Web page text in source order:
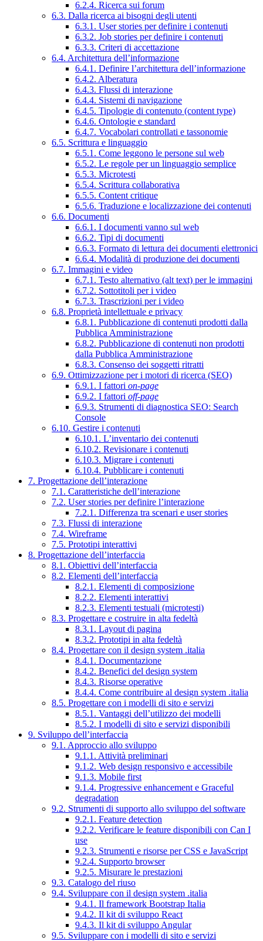
6.2.4. Ricerca sui forum
6.3. Dalla ricerca ai bisogni degli utenti
6.3.1. User stories per definire i contenuti
6.3.2. Job stories per definire i contenuti
6.3.3. Criteri di accettazione
6.4. Architettura dell’informazione
6.4.1. Definire l’architettura dell’informazione
6.4.2. Alberatura
6.4.3. Flussi di interazione
6.4.4. Sistemi di navigazione
6.4.5. Tipologie di contenuto (content type)
6.4.6. Ontologie e standard
6.4.7. Vocabolari controllati e tassonomie
6.5. Scrittura e linguaggio
6.5.1. Come leggono le persone sul web
6.5.2. Le regole per un linguaggio semplice
6.5.3. Microtesti
6.5.4. Scrittura collaborativa
6.5.5. Content critique
6.5.6. Traduzione e localizzazione dei contenuti
6.6. Documenti
6.6.1. I documenti vanno sul web
6.6.2. Tipi di documenti
6.6.3. Formato di lettura dei documenti elettronici
6.6.4. Modalità di produzione dei documenti
6.7. Immagini e video
6.7.1. Testo alternativo (alt text) per le immagini
6.7.2. Sottotitoli per i video
6.7.3. Trascrizioni per i video
6.8. Proprietà intellettuale e privacy
6.8.1. Pubblicazione di contenuti prodotti dalla
Pubblica Amministrazione
6.8.2. Pubblicazione di contenuti non prodotti
dalla Pubblica Amministrazione
6.8.3. Consenso dei soggetti ritratti
6.9. Ottimizzazione per i motori di ricerca (SEO)
6.9.1. I fattori on-page
6.9.2. I fattori off-page
6.9.3. Strumenti di diagnostica SEO: Search
Console
6.10. Gestire i contenuti
6.10.1. L’inventario dei contenuti
6.10.2. Revisionare i contenuti
6.10.3. Migrare i contenuti
6.10.4. Pubblicare i contenuti
7. Progettazione dell’interazione
7.1. Caratteristiche dell’interazione
7.2. User stories per definire l’interazione
7.2.1. Differenza tra scenari e user stories
7.3. Flussi di interazione
7.4. Wireframe
7.5. Prototipi interattivi
8. Progettazione dell’interfaccia
8.1. Obiettivi dell’interfaccia
8.2. Elementi dell’interfaccia
8.2.1. Elementi di composizione
8.2.2. Elementi interattivi
8.2.3. Elementi testuali (microtesti)
8.3. Progettare e costruire in alta fedeltà
8.3.1. Layout di pagina
8.3.2. Prototipi in alta fedeltà
8.4. Progettare con il design system .italia
8.4.1. Documentazione
8.4.2. Benefici del design system
8.4.3. Risorse operative
8.4.4. Come contribuire al design system .italia
8.5. Progettare con i modelli di sito e servizi
8.5.1. Vantaggi dell’utilizzo dei modelli
8.5.2. I modelli di sito e servizi disponibili
9. Sviluppo dell’interfaccia
9.1. Approccio allo sviluppo
9.1.1. Attività preliminari
9.1.2. Web design responsivo e accessibile
9.1.3. Mobile first
9.1.4. Progressive enhancement e Graceful
degradation
9.2. Strumenti di supporto allo sviluppo del software
9.2.1. Feature detection
9.2.2. Verificare le feature disponibili con Can I
use
9.2.3. Strumenti e risorse per CSS e JavaScript
9.2.4. Supporto browser
9.2.5. Misurare le prestazioni
9.3. Catalogo del riuso
9.4. Sviluppare con il design system .italia
9.4.1. Il framework Bootstrap Italia
9.4.2. Il kit di sviluppo React
9.4.3. Il kit di sviluppo Angular
9.5. Sviluppare con i modelli di sito e servizi